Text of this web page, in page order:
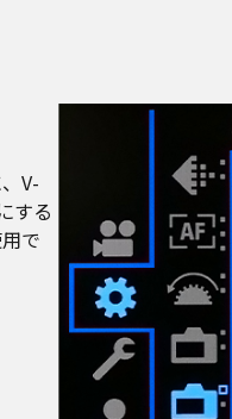
V-
する
で